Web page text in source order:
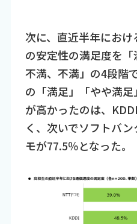
次に、直近半年にお
の安定性の満足度を
不満、不満」の4段階
の「満足」「やや満
が高かったのは、
く、次いでソフトバ
モが77.5％となった。